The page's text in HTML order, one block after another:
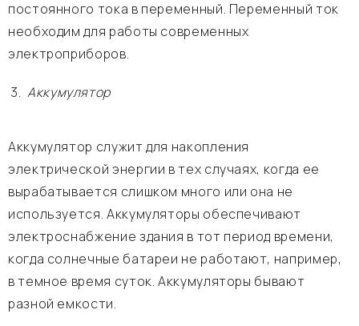
постоянного тока в переменный. Переменный ток
необходим для работы современных
электроприборов.
Аккумулятор
Аккумулятор служит для накопления
электрической энергии в тех случаях, когда ее
вырабатывается слишком много или она не
используется. Аккумуляторы обеспечивают
электроснабжение здания в тот период времени,
когда солнечные батареи не работают, например,
в темное время суток. Аккумуляторы бывают
разной емкости.